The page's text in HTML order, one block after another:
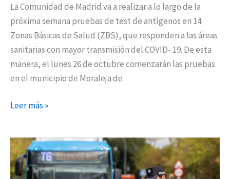
La Comunidad de Madrid va a realizar a lo largo de la
próxima semana pruebas de test de antígenos en 14
Zonas Básicas de Salud (ZBS), que responden a las áreas
sanitarias con mayor transmisión del COVID- 19. De esta
manera, el lunes 26 de octubre comenzarán las pruebas
en el municipio de Moraleja de
Leer más »
La
Comunidad
de